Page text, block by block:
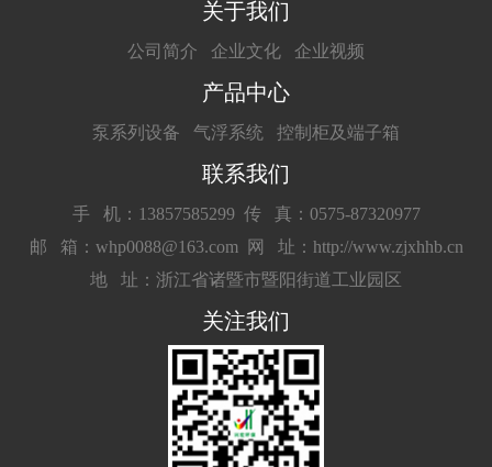
关于我们
公司简介 企业文化 企业视频
产品中心
泵系列设备 气浮系统 控制柜及端子箱
联系我们
手 机：13857585299 传 真：0575-87320977
邮 箱：whp0088@163.com
网 址：http://www.zjxhhb.cn
地 址：浙江省诸暨市暨阳街道工业园区
关注我们